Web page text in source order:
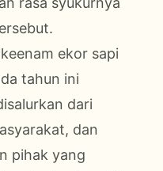
ekor sapi
tahun ini
dari
dan
pihak yang